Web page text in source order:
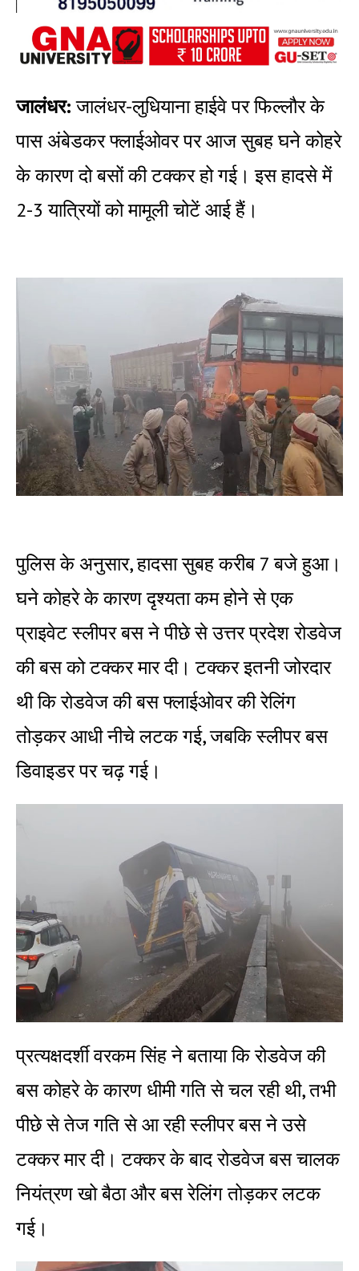
जालंधर:जालंधर-लुधियाना हाईवे पर फिल्लौर के
पास अंबेडकर फ्लाईओवर पर आज सुबह घने कोहरे
के कारण दो बसों की टक्कर हो गई। इस हादसे में
2-3 यात्रियों को मामूली चोटें आई हैं।
पुलिस के अनुसार, हादसा सुबह करीब 7 बजे हुआ।
घने कोहरे के कारण दृश्यता कम होने से एक
प्राइवेट स्लीपर बस ने पीछे से उत्तर प्रदेश रोडवेज
की बस को टक्कर मार दी। टक्कर इतनी जोरदार
थी कि रोडवेज की बस फ्लाईओवर की रेलिंग
तोड़कर आधी नीचे लटक गई, जबकि स्लीपर बस
डिवाइडर पर चढ़ गई।
प्रत्यक्षदर्शी वरकम सिंह ने बताया कि रोडवेज की
बस कोहरे के कारण धीमी गति से चल रही थी, तभी
पीछे से तेज गति से आ रही स्लीपर बस ने उसे
टक्कर मार दी। टक्कर के बाद रोडवेज बस चालक
नियंत्रण खो बैठा और बस रेलिंग तोड़कर लटक
गई।